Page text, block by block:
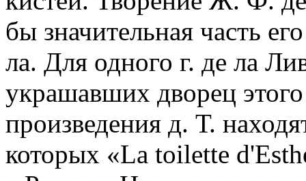
бы значительная часть
ла. Для одного г. де ла
украшавших дворец
произведения д. Т.
которых «La toilette